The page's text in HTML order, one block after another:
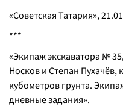
«Советская Татария»,
***
«Экипаж экскаватора №
Носков и Степан
кубометров грунта.
дневные задания».